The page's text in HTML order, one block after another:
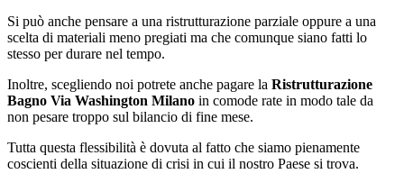
Si può anche pensare a una ristrutturazione parziale oppure a una
scelta di materiali meno pregiati ma che comunque siano fatti lo
stesso per durare nel tempo.
Inoltre, scegliendo noi potrete anche pagare la Ristrutturazione
Bagno Via Washington Milano in comode rate in modo tale da
non pesare troppo sul bilancio di fine mese.
Tutta questa flessibilità è dovuta al fatto che siamo pienamente
coscienti della situazione di crisi in cui il nostro Paese si trova.